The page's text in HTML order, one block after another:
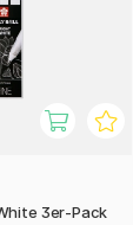
3er-Pack